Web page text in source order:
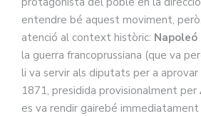
entendre bé aquest moviment,
atenció al context històric: Napoleó
la guerra francoprussiana (que va
li va servir als diputats per a
1871, presidida provisionalment per
es va rendir gairebé